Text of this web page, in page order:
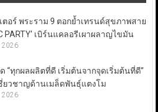
ตอร์ พระราม 9 ตอกย้ำเทรนด์สุขภาพสาย
PARTY’ เบิร์นแคลอรีเผาผลาญไขมัน
2026
“ทุกผลผลิตที่ดี เริ่มต้นจากจุดเริ่มต้นที่ดี”
ยวชาญด้านเมล็ดพันธุ์แตงโม
2026